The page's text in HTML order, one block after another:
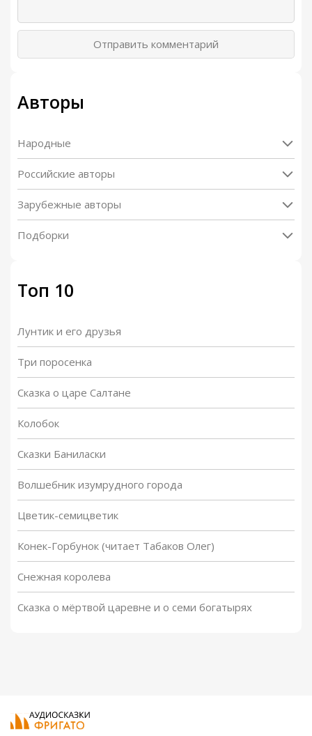
Отправить комментарий
Авторы
Народные
Российские авторы
Зарубежные авторы
Подборки
Топ 10
Лунтик и его друзья
Три поросенка
Сказка о царе Салтане
Колобок
Сказки Баниласки
Волшебник изумрудного города
Цветик-семицветик
Конек-Горбунок (читает Табаков Олег)
Снежная королева
Сказка о мёртвой царевне и о семи богатырях